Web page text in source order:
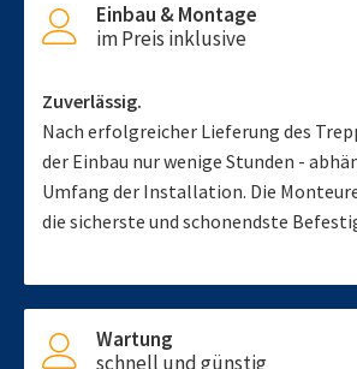
Einbau & Montage
im Preis inklusive
Zuverlässig.
Nach erfolgreicher Lieferung des
der Einbau nur wenige Stunden -
Umfang der Installation. Die
die sicherste und schonendste
Wartung
schnell und günstig